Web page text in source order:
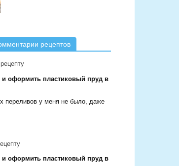
рецептов
и оформить пластиковый пруд в
переливов у меня не было, даже
и оформить пластиковый пруд в